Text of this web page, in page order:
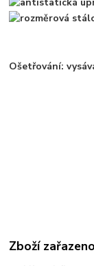
Ošetřování:
Zboží